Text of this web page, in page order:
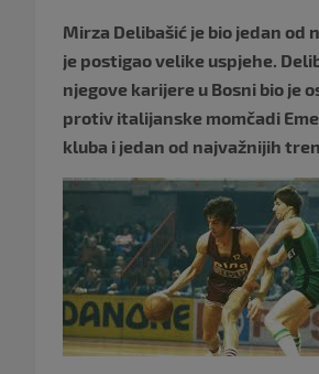
Mirza Delibašić je bio jedan od
je postigao velike uspjehe.
njegove karijere u Bosni bio je
protiv italijanske momčadi
kluba i jedan od najvažnijih